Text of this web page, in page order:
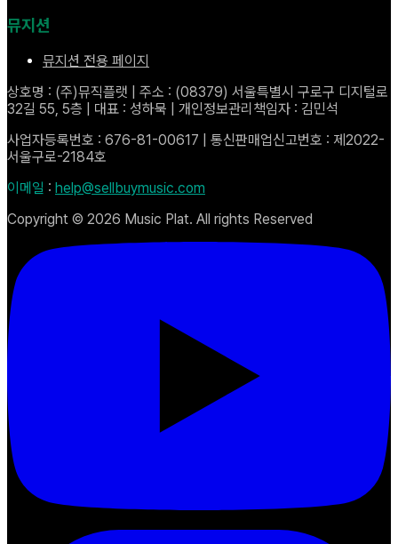
뮤지션
뮤지션 전용 페이지
상호명 : (주)뮤직플랫 | 주소 : (08379) 서울특별시 구로구 디지털로
32길 55, 5층 | 대표 : 성하묵 | 개인정보관리책임자 : 김민석
사업자등록번호 : 676-81-00617 | 통신판매업신고번호 : 제2022-
서울구로-2184호
이메일 : help@sellbuymusic.com
Copyright © 2026 Music Plat. All rights Reserved